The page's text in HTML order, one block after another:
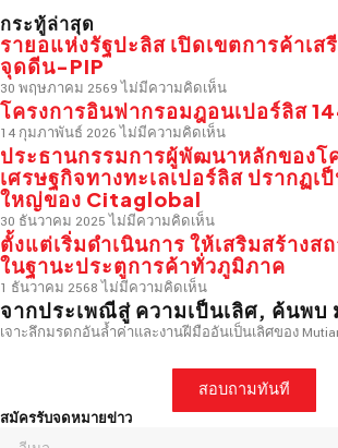
กระทู้ล่าสุด
รายอแห่งรัฐปะลิส เปิดเขตการค้าเส
จุดดีน-PIP
30 พฤษภาคม 2569ไม่มีความคิดเห็น
โครงการอินฟากรอมฎอนเปอร์ลิส
14 กุมภาพันธ์ 2026ไม่มีความคิดเห็น
ประธานกรรมการผู้พัฒนาหลักของโ
เศรษฐกิจทางทะเลเปอร์ลิส ปรากฏเ
ใหญ่ของ Citaglobal
30 ธันวาคม 2025ไม่มีความคิดเห็น
ตั้งแต่เริ่มดำเนินการ ให้เสริมสร้างส
ในฐานะประตูการค้าทั่วภูมิภาค
1 ธันวาคม 2568ไม่มีความคิดเห็น
จากประเพณีสู่ ความเป็นเลิศ, ค้นพบ
เจาะลึกมรดกอันล้ำค่าและงานฝีมืออันเป็นเลิศของ
สอบถามทันที
สมัครรับจดหมายข่าว